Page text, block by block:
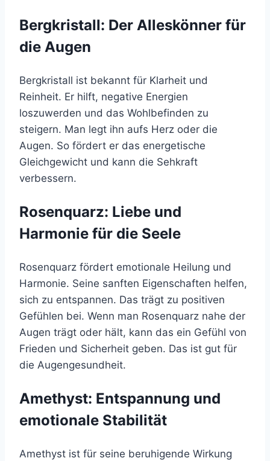
Bergkristall: Der Alleskönner für
die Augen
Bergkristall ist bekannt für Klarheit und
Reinheit. Er hilft, negative Energien
loszuwerden und das Wohlbefinden zu
steigern. Man legt ihn aufs Herz oder die
Augen. So fördert er das energetische
Gleichgewicht und kann die Sehkraft
verbessern.
Rosenquarz: Liebe und
Harmonie für die Seele
Rosenquarz fördert emotionale Heilung und
Harmonie. Seine sanften Eigenschaften helfen,
sich zu entspannen. Das trägt zu positiven
Gefühlen bei. Wenn man Rosenquarz nahe der
Augen trägt oder hält, kann das ein Gefühl von
Frieden und Sicherheit geben. Das ist gut für
die Augengesundheit.
Amethyst: Entspannung und
emotionale Stabilität
Amethyst ist für seine beruhigende Wirkung